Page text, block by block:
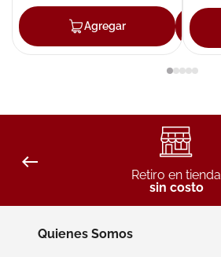
Agregar
Retiro en tienda
sin costo
Quienes Somos